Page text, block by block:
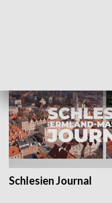
Schlesien Journal